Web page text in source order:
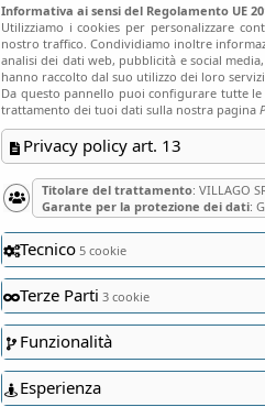
Informativa ai sensi del Regolamento UE
Utilizziamo i cookies per personalizzare
nostro traffico. Condividiamo inoltre
analisi dei dati web, pubblicità e social
hanno raccolto dal suo utilizzo dei loro servizi.
Da questo pannello puoi configurare tutte
trattamento dei tuoi dati sulla nostra pagina
Privacy policy art. 13
Titolare del trattamento: VILLAGO
Garante per la protezione dei dati:
Tecnico 5 cookie
Terze Parti 3 cookie
Funzionalità
Esperienza